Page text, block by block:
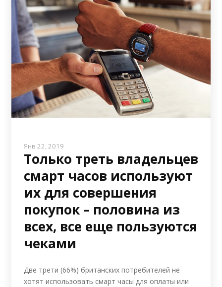
Янв 22, 2019
Только треть владельцев
смарт часов используют
их для совершения
покупок – половина из
всех, все еще пользуются
чеками
Две трети (66%) британских потребителей не
хотят использовать смарт часы для оплаты или